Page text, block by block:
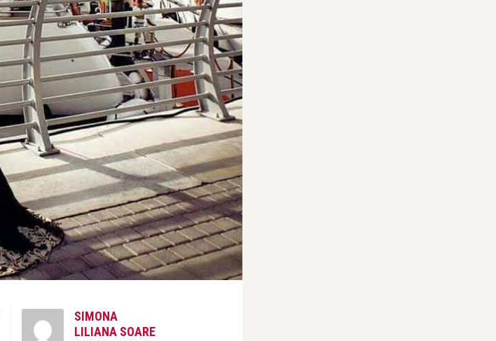
SIMONA
LILIANA SOARE